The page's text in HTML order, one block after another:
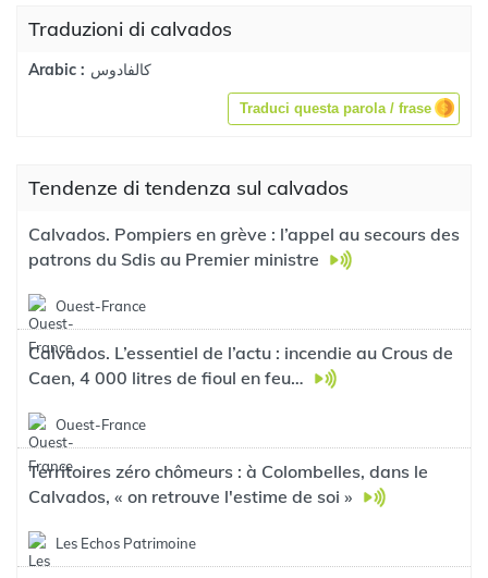
Traduzioni di calvados
Arabic : كالفادوس
Traduci questa parola / frase
Tendenze di tendenza sul calvados
Calvados. Pompiers en grève : l’appel au secours des
patrons du Sdis au Premier ministre
Ouest-France
Calvados. L’essentiel de l’actu : incendie au Crous de
Caen, 4 000 litres de fioul en feu…
Ouest-France
Territoires zéro chômeurs : à Colombelles, dans le
Calvados, « on retrouve l'estime de soi »
Les Echos Patrimoine